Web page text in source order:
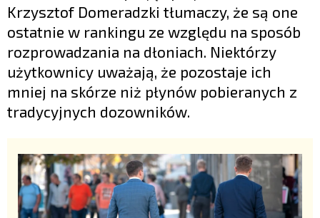
Krzysztof Domeradzki tłumaczy, że są one
ostatnie w rankingu ze względu na sposób
rozprowadzania na dłoniach. Niektórzy
użytkownicy uważają, że pozostaje ich
mniej na skórze niż płynów pobieranych z
tradycyjnych dozowników.